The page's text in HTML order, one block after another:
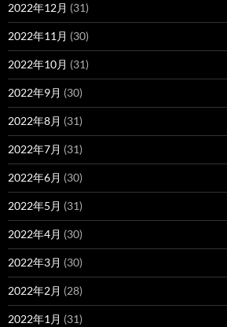
2022年12月 (31)
2022年11月 (30)
2022年10月 (31)
2022年9月 (30)
2022年8月 (31)
2022年7月 (31)
2022年6月 (30)
2022年5月 (31)
2022年4月 (30)
2022年3月 (30)
2022年2月 (28)
2022年1月 (31)